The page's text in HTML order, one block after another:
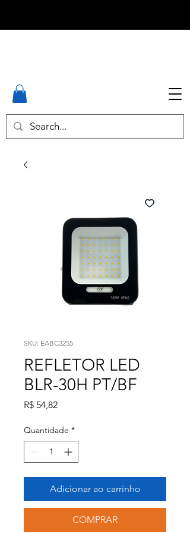
SKU: EABC3255
REFLETOR LED
BLR-30H PT/BF
R$ 54,82Preço
Quantidade *
Adicionar ao carrinho
COMPRAR